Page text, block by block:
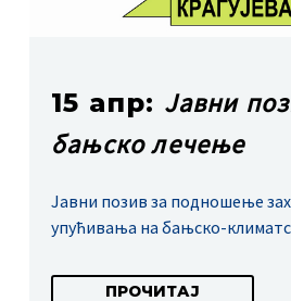
15 апр: Јавни
бањско лечење
Јавни позив за подношење
упућивања на бањско-
ПРОЧИТАЈ